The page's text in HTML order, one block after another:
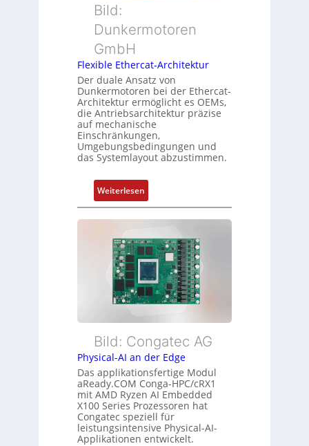
h
n
u
u
n
d
Z
u
s
t
d
b
e
r
w
a
u
n
g
y
s
o
r
g
t
f
ü
r
m
e
h
r
L
e
i
s
t
n
g
Bild:
Dunkermotoren
GmbH
Flexible Ethercat-Architektur
Der duale Ansatz von
Dunkermotoren bei der Ethercat-
Architektur ermöglicht es OEMs,
die Antriebsarchitektur präzise
auf mechanische
Einschränkungen,
Umgebungsbedingungen und
das Systemlayout abzustimmen.
Weiterlesen:
F
l
x
i
b
l
e
E
h
e
r
c
a
t
-
Bild: Congatec AG
Physical-AI an der Edge
Das applikationsfertige Modul
aReady.COM Conga-HPC/cRX1
mit AMD Ryzen AI Embedded
X100 Series Prozessoren hat
Congatec speziell für
leistungsintensive Physical-AI-
Applikationen entwickelt.